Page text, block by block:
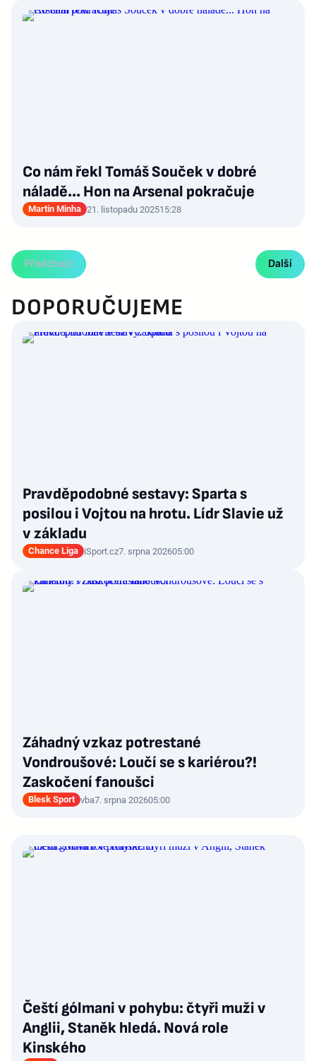
Co nám řekl Tomáš Souček v dobré
náladě... Hon na Arsenal pokračuje
Martin Minha 21. listopadu 202515:28
Předchozí Další
DOPORUČUJEME
Pravděpodobné sestavy: Sparta s
posilou i Vojtou na hrotu. Lídr Slavie už
v základu
Chance Liga iSport.cz7. srpna 202605:00
Záhadný vzkaz potrestané
Vondroušové: Loučí se s kariérou?!
Zaskočení fanoušci
Blesk Sport vba7. srpna 202605:00
Čeští gólmani v pohybu: čtyři muži v
Anglii, Staněk hledá. Nová role
Kinského